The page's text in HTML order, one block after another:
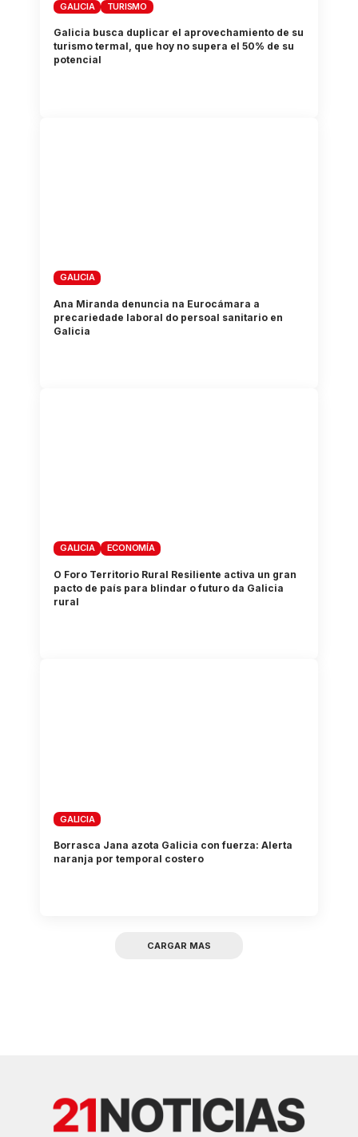
GALICIA TURISMO
Galicia busca duplicar el aprovechamiento de su
turismo termal, que hoy no supera el 50% de su
potencial
GALICIA
Ana Miranda denuncia na Eurocámara a
precariedade laboral do persoal sanitario en
Galicia
GALICIA ECONOMÍA
O Foro Territorio Rural Resiliente activa un gran
pacto de país para blindar o futuro da Galicia
rural
GALICIA
Borrasca Jana azota Galicia con fuerza: Alerta
naranja por temporal costero
CARGAR MAS